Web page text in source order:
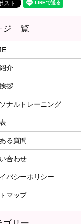
介
拶
ナルトレーニング
る質問
合わせ
バシーポリシー
マップ